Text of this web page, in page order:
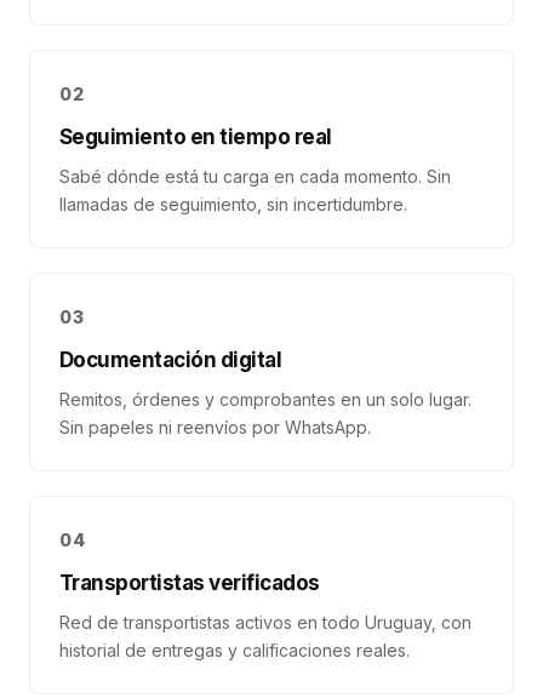
02
Seguimiento en tiempo real
Sabé dónde está tu carga en cada momento. Sin
llamadas de seguimiento, sin incertidumbre.
03
Documentación digital
Remitos, órdenes y comprobantes en un solo lugar.
Sin papeles ni reenvíos por WhatsApp.
04
Transportistas verificados
Red de transportistas activos en todo Uruguay, con
historial de entregas y calificaciones reales.